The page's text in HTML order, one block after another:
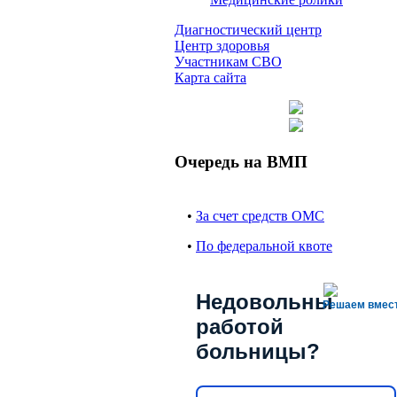
Диагностический центр
Центр здоровья
Участникам СВО
Карта сайта
Очередь на ВМП
• За счет средств ОМС
• По федеральной квоте
Решаем
Недовольны
работой
больницы?